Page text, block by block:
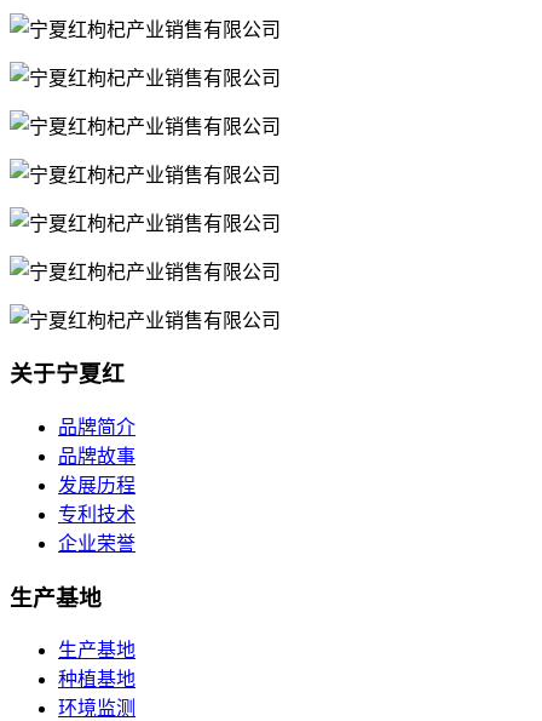
关于宁夏红
品牌简介
品牌故事
发展历程
专利技术
企业荣誉
生产基地
生产基地
种植基地
环境监测